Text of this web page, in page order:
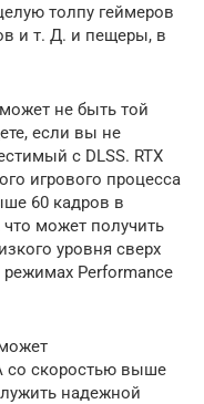
толпу геймеров
и т. Д. и пещеры, в
не быть той
если вы не
с DLSS. RTX
игрового процесса
60 кадров в
что может получить
уровня сверх
режимах Performance
со скоростью выше
надежной